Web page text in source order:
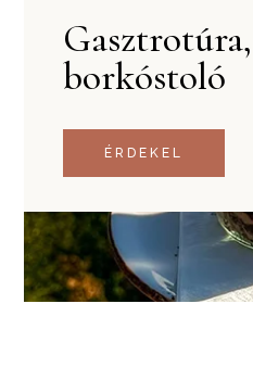
Gasztrotúra,
borkóstoló
ÉRDEKEL